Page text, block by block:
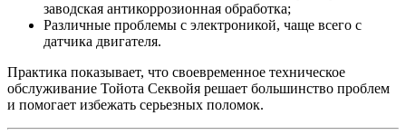
заводская антикоррозионная обработка;
Различные проблемы с электроникой, чаще всего с
датчика двигателя.
Практика показывает, что своевременное техническое
обслуживание Тойота Секвойя решает большинство проблем
и помогает избежать серьезных поломок.